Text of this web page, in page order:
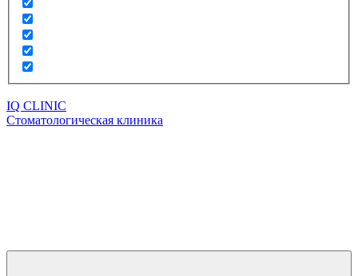
IQ CLINIC
Стоматологическая клиника